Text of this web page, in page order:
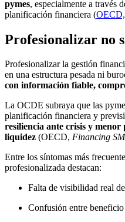
pymes, especialmente a través
planificación financiera (
Profesionalizar no
Profesionalizar la gestión
en una estructura pesada ni
con información fiable,
La OCDE subraya que las
planificación financiera y
resiliencia ante crisis y
liquidez (OECD, Financing
Entre los síntomas más
profesionalizada destacan:
Falta de visibilidad real
Confusión entre